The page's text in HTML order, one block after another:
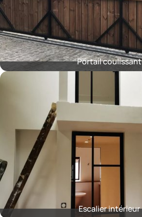
Portail coulissant
Escalier intérieur